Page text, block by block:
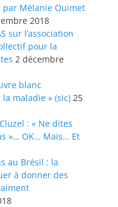
par Mélanie Ouimet
2018
sur l’association
pour la
2 décembre
blanc
maladie » (sic) 25
: « Ne dites
»… OK… Mais… Et
au Brésil : la
à donner des